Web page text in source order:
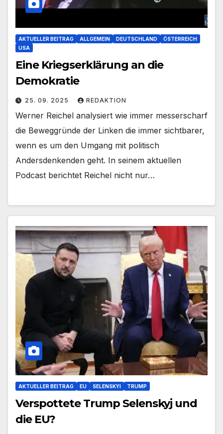
AKTUELLER BEITRAG ALLGEMEIN DEUTSCHLAND
ÖSTERREICH
USA
Eine Kriegserklärung an die
Demokratie
25. 09. 2025 REDAKTION
Werner Reichel analysiert wie immer messerscharf
die Beweggründe der Linken die immer sichtbarer,
wenn es um den Umgang mit politisch
Andersdenkenden geht. In seinem aktuellen
Podcast berichtet Reichel nicht nur…
AKTUELLER BEITRAG EU SELENSKYI TRUMP
Verspottete Trump Selenskyj und
die EU?